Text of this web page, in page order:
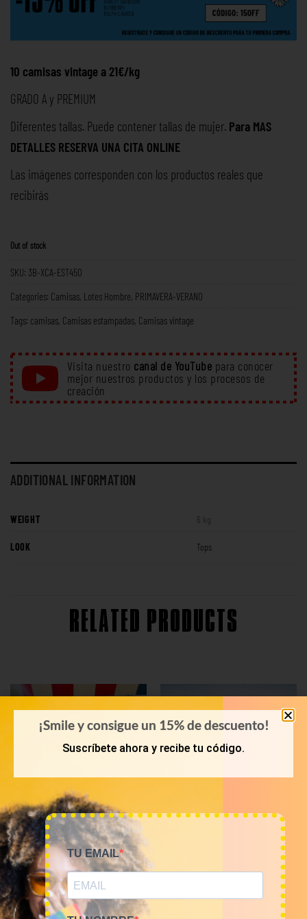
10 camisas vintage a 21€/kg
GRADO A y PREMIUM
Diferentes tallas. Puede contener tallas de mujer. Para MAS
DETALLES RESERVA UNA CITA ONLINE
Las imágenes corresponden con los productos reales que
recibirás
Out of stock
SKU: 3B-XCA-EST450
Categories: Camisas Lotes Hombre PRIMAVERA-VERANO
Tags: camisas Camisas estampadas Camisas vintage
Visita nuestro canal de YouTube para conocer
mejor nuestros productos y los procesos de
creación
ADDITIONAL INFORMATION
WEIGHT 6 kg
LOOK Tops
RELATED PRODUCTS
PRIMAVERA-VERANO
Bala 45 Kilos camisas
hawaianas 23€/kg
Mix de camisas franela
12€/kg
¡Smile y consigue un 15% de descuento!
Suscríbete ahora y recibe tu código.
TU EMAIL